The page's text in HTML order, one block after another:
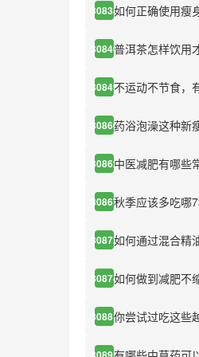
30838如何正确使用瘦
30846普洱茶怎样饮用
30849不运动不节食，
30860药浴泡澡这种新
30862中医减肥有哪些
30867秋季应该多吃哪
30872如何通过混合精
30874如何做到减肥不
30881你尝试过吃这些